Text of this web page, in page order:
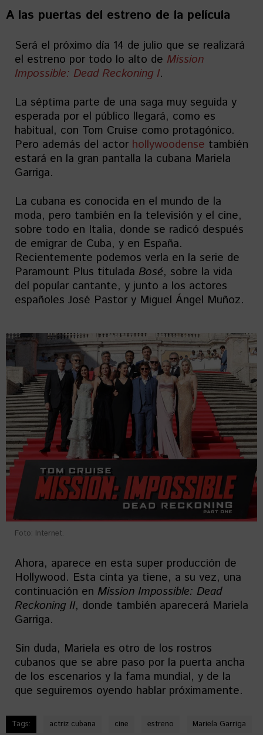
A las puertas del estreno de la película
Será el próximo día 14 de julio que se realizará
el estreno por todo lo alto de Mission
Impossible: Dead Reckoning I.
La séptima parte de una saga muy seguida y
esperada por el público llegará, como es
habitual, con Tom Cruise como protagónico.
Pero además del actor hollywoodense también
estará en la gran pantalla la cubana Mariela
Garriga.
La cubana es conocida en el mundo de la
moda, pero también en la televisión y el cine,
sobre todo en Italia, donde se radicó después
de emigrar de Cuba, y en España.
Recientemente podemos verla en la serie de
Paramount Plus titulada Bosé, sobre la vida
del popular cantante, y junto a los actores
españoles José Pastor y Miguel Ángel Muñoz.
Foto: Internet.
Ahora, aparece en esta super producción de
Hollywood. Esta cinta ya tiene, a su vez, una
continuación en Mission Impossible: Dead
Reckoning II, donde también aparecerá Mariela
Garriga.
Sin duda, Mariela es otro de los rostros
cubanos que se abre paso por la puerta ancha
de los escenarios y la fama mundial, y de la
que seguiremos oyendo hablar próximamente.
Tags: actriz cubana cine estreno Mariela Garriga